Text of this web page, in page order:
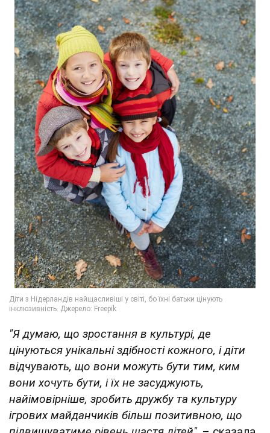
"Я думаю, що зростання в культурі, де
цінуються унікальні здібності кожного, і діти
відчувають, що вони можуть бути тим, ким
вони хочуть бути, і їх не засуджують,
найімовірніше, зробить дружбу та культуру
ігрових майданчиків більш позитивною, що